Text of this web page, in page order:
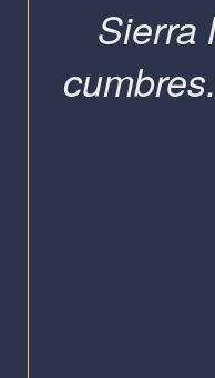
Sierra